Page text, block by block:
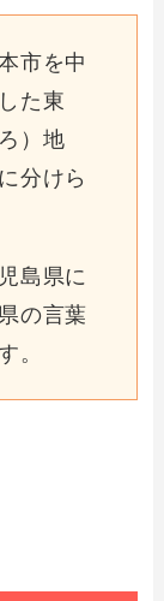
市を中
た東
）地
分けら
島県に
の言葉
。